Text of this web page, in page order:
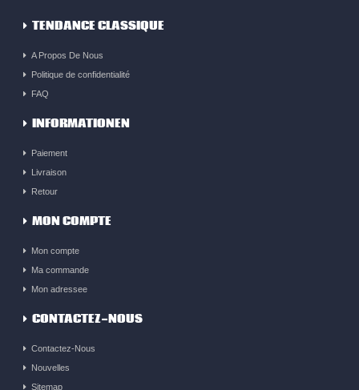
TENDANCE CLASSIQUE
A Propos De Nous
Politique de confidentialité
FAQ
INFORMATIONEN
Paiement
Livraison
Retour
MON COMPTE
Mon compte
Ma commande
Mon adressee
CONTACTEZ-NOUS
Contactez-Nous
Nouvelles
Sitemap